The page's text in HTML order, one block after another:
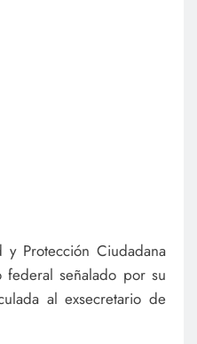
Protección Ciudadana
federal señalado por su
al exsecretario de